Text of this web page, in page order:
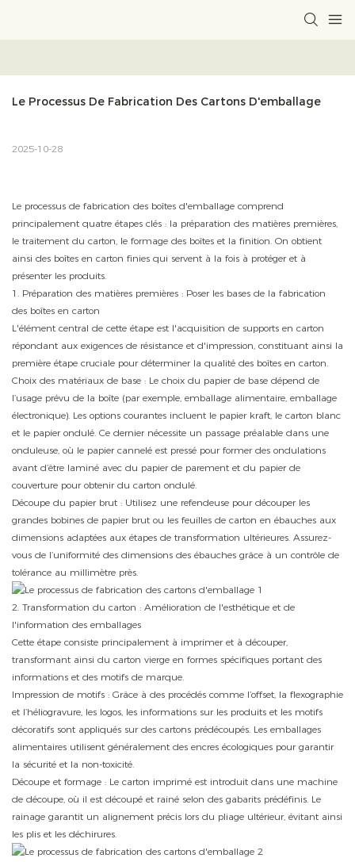
Le Processus De Fabrication Des Cartons D'emballage
2025-10-28
Le processus de fabrication des boîtes d'emballage comprend
principalement quatre étapes clés : la préparation des matières premières,
le traitement du carton, le formage des boîtes et la finition. On obtient
ainsi des boîtes en carton finies qui servent à la fois à protéger et à
présenter les produits.
1. Préparation des matières premières : Poser les bases de la fabrication
des boîtes en carton
L'élément central de cette étape est l'acquisition de supports en carton
répondant aux exigences de résistance et d'impression, constituant ainsi la
première étape cruciale pour déterminer la qualité des boîtes en carton.
Choix des matériaux de base : Le choix du papier de base dépend de
l’usage prévu de la boîte (par exemple, emballage alimentaire, emballage
électronique). Les options courantes incluent le papier kraft, le carton blanc
et le papier ondulé. Ce dernier nécessite un passage préalable dans une
onduleuse, où le papier cannelé est pressé pour former des ondulations
avant d’être laminé avec du papier de parement et du papier de
couverture pour obtenir du carton ondulé.
Découpe du papier brut : Utilisez une refendeuse pour découper les
grandes bobines de papier brut ou les feuilles de carton en ébauches aux
dimensions adaptées aux étapes de transformation ultérieures. Assurez-
vous de l’uniformité des dimensions des ébauches grâce à un contrôle de
tolérance au millimètre près.
2. Transformation du carton : Amélioration de l'esthétique et de
l'information des emballages
Cette étape consiste principalement à imprimer et à découper,
transformant ainsi du carton vierge en formes spécifiques portant des
informations et des motifs de marque.
Impression de motifs : Grâce à des procédés comme l’offset, la flexographie
et l’héliogravure, les logos, les informations sur les produits et les motifs
décoratifs sont appliqués sur des cartons prédécoupés. Les emballages
alimentaires utilisent généralement des encres écologiques pour garantir
la sécurité et la non-toxicité.
Découpe et formage : Le carton imprimé est introduit dans une machine
de découpe, où il est découpé et rainé selon des gabarits prédéfinis. Le
rainage garantit un alignement précis lors du pliage ultérieur, évitant ainsi
les plis et les déchirures.